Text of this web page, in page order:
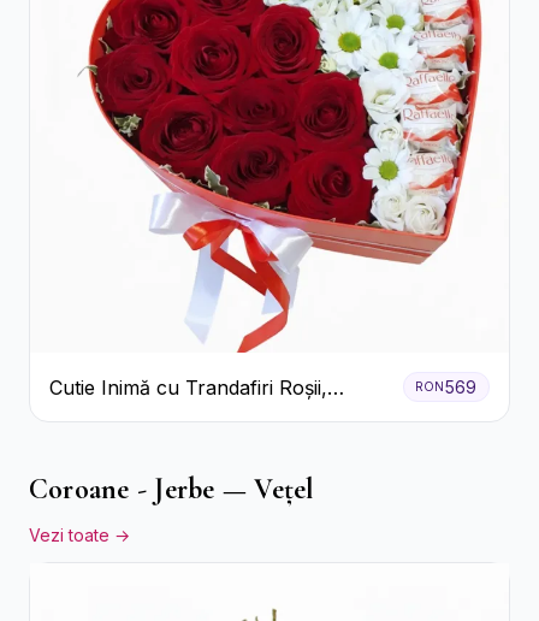
Cutie Inimă cu Trandafiri Roșii,
Crizanteme Albe și Bomboane
RON569
Coroane - Jerbe — Vețel
Vezi toate →